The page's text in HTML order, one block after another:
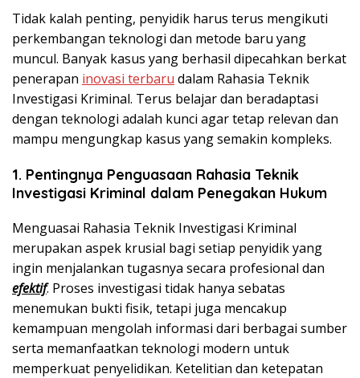
Tidak kalah penting, penyidik harus terus mengikuti
perkembangan teknologi dan metode baru yang
muncul. Banyak kasus yang berhasil dipecahkan berkat
penerapan inovasi terbaru dalam Rahasia Teknik
Investigasi Kriminal. Terus belajar dan beradaptasi
dengan teknologi adalah kunci agar tetap relevan dan
mampu mengungkap kasus yang semakin kompleks.
1. Pentingnya Penguasaan Rahasia Teknik
Investigasi Kriminal dalam Penegakan Hukum
Menguasai Rahasia Teknik Investigasi Kriminal
merupakan aspek krusial bagi setiap penyidik yang
ingin menjalankan tugasnya secara profesional dan
efektif. Proses investigasi tidak hanya sebatas
menemukan bukti fisik, tetapi juga mencakup
kemampuan mengolah informasi dari berbagai sumber
serta memanfaatkan teknologi modern untuk
memperkuat penyelidikan. Ketelitian dan ketepatan